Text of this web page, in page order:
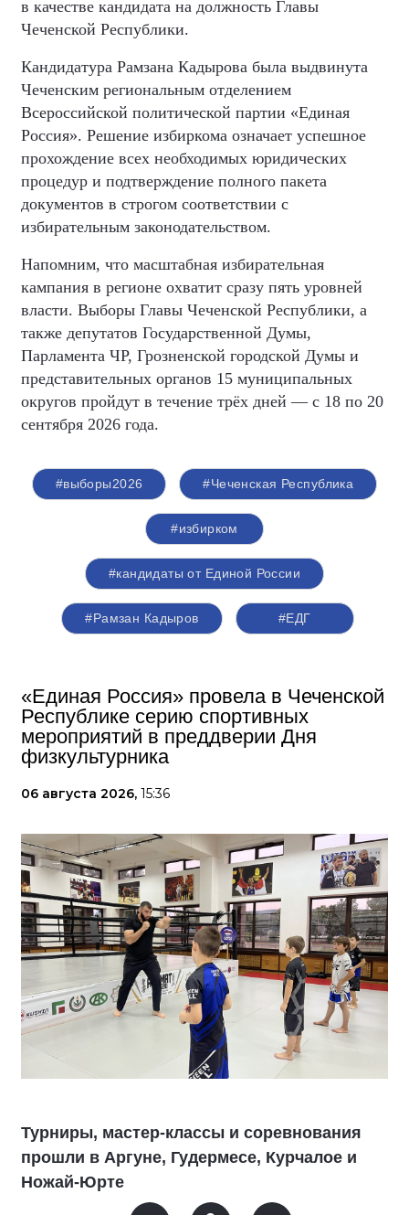
в качестве кандидата на должность Главы
Чеченской Республики.
Кандидатура Рамзана Кадырова была выдвинута
Чеченским региональным отделением
Всероссийской политической партии «Единая
Россия». Решение избиркома означает успешное
прохождение всех необходимых юридических
процедур и подтверждение полного пакета
документов в строгом соответствии с
избирательным законодательством.
Напомним, что масштабная избирательная
кампания в регионе охватит сразу пять уровней
власти. Выборы Главы Чеченской Республики, а
также депутатов Государственной Думы,
Парламента ЧР, Грозненской городской Думы и
представительных органов 15 муниципальных
округов пройдут в течение трёх дней — с 18 по 20
сентября 2026 года.
#выборы2026 #Чеченская Республика
#избирком
#кандидаты от Единой России
#Рамзан Кадыров #ЕДГ
«Единая Россия» провела в Чеченской
Республике серию спортивных
мероприятий в преддверии Дня
физкультурника
06 августа 2026, 15:36
Турниры, мастер-классы и соревнования
прошли в Аргуне, Гудермесе, Курчалое и
Ножай-Юрте